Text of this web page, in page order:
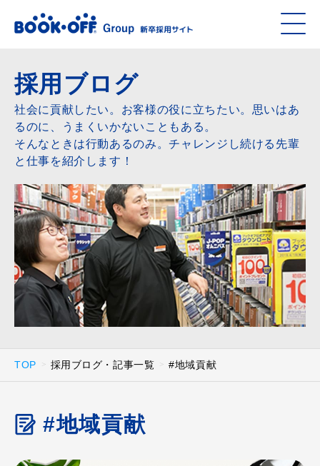
採用ブログ
社会に貢献したい。お客様の役に立ちたい。思いはあ
るのに、うまくいかないこともある。
そんなときは行動あるのみ。チャレンジし続ける先輩
と仕事を紹介します！
TOP 採用ブログ・記事一覧 #地域貢献
#地域貢献